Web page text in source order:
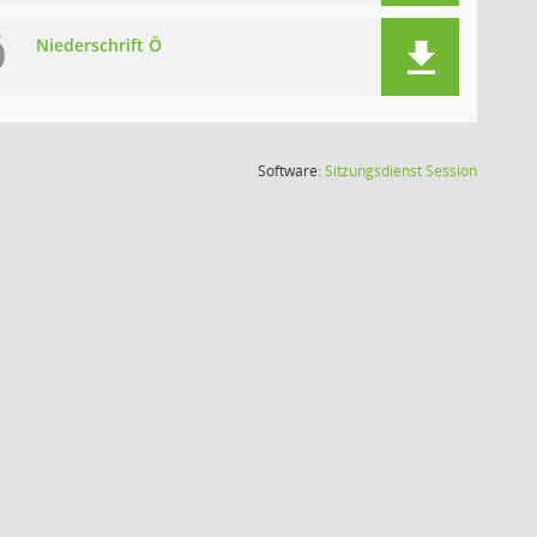
Niederschrift Ö
Software:SitzungsdienstSession(Wird in